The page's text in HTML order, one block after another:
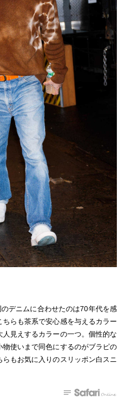
のデニムに合わせたのは70年代を感
ちらも茶系で安心感を与えるカラー
人見えするカラーの一つ。個性的な
使いまで同色にするのがブラピの
もお気に入りのスリッポン白スニ